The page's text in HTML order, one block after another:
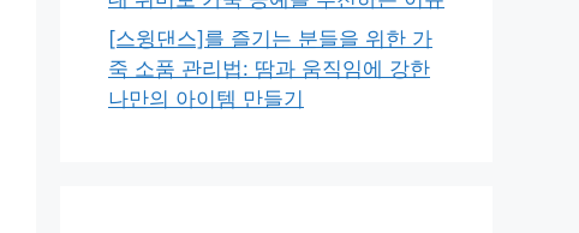
[스윙댄스]를 즐기는 분들을 위한 가
죽 소품 관리법: 땀과 움직임에 강한
나만의 아이템 만들기